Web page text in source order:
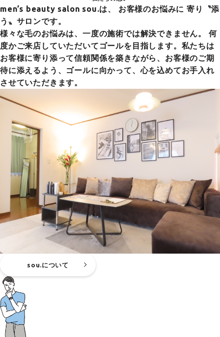
men’s beauty salon sou.は、
お客様のお悩みに 寄り〝添
う〟サロンです。
様々な毛のお悩みは、一度の施術では解決できません。 何
度かご来店していただいてゴールを目指します。私たちは
お客様に寄り添って信頼関係を築きながら、お客様のご期
待に添えるよう、ゴールに向かって、心を込めてお手入れ
させていただきます。
sou.について